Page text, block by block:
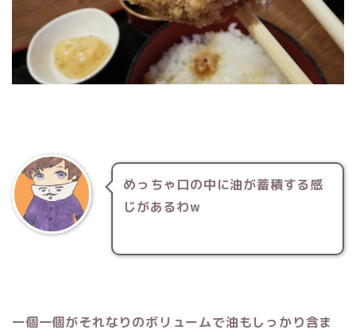
めっちゃ口の中に油が蓄積する感
じがあるわw
一個一個がそれなりのボリュームで油もしっかり含ま